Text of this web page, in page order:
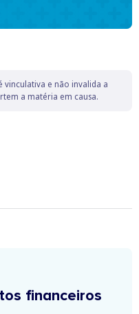
e não invalida a
a matéria em causa.
financeiros